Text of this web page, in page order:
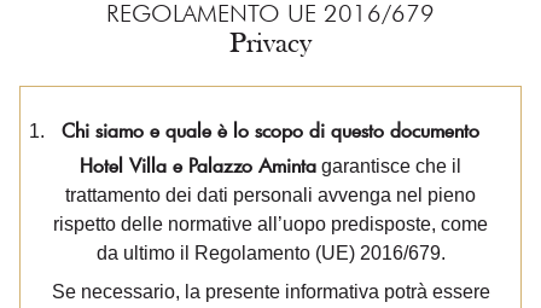
REGOLAMENTO UE 2016/679
Privacy
Chi siamo e quale è lo scopo di questo documento
Hotel Villa e Palazzo Aminta garantisce che il
trattamento dei dati personali avvenga nel pieno
rispetto delle normative all’uopo predisposte, come
da ultimo il Regolamento (UE) 2016/679.
Se necessario, la presente informativa potrà essere